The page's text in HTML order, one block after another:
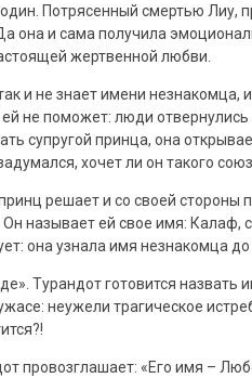
Потрясенный смертью Лиу,
она и сама получила
жертвенной любви.
и не знает имени незнакомца,
ей не поможет: люди отвернулись
супругой принца, она
хочет ли он такого
решает и со своей стороны
Он называет ей свое имя: Калаф,
она узнала имя незнакомца до
Турандот готовится назвать
неужели трагическое
провозглашает: «Его имя –